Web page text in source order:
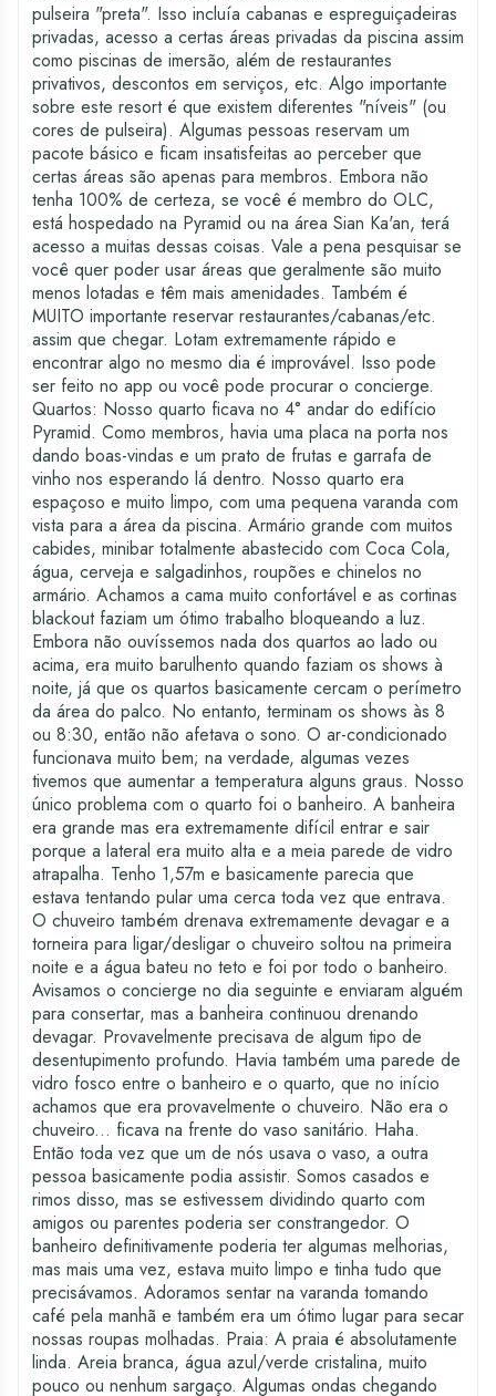
pulseira "preta". Isso incluía cabanas e espreguiçadeiras
privadas, acesso a certas áreas privadas da piscina assim
como piscinas de imersão, além de restaurantes
privativos, descontos em serviços, etc. Algo importante
sobre este resort é que existem diferentes "níveis" (ou
cores de pulseira). Algumas pessoas reservam um
pacote básico e ficam insatisfeitas ao perceber que
certas áreas são apenas para membros. Embora não
tenha 100% de certeza, se você é membro do OLC,
está hospedado na Pyramid ou na área Sian Ka'an, terá
acesso a muitas dessas coisas. Vale a pena pesquisar se
você quer poder usar áreas que geralmente são muito
menos lotadas e têm mais amenidades. Também é
MUITO importante reservar restaurantes/cabanas/etc.
assim que chegar. Lotam extremamente rápido e
encontrar algo no mesmo dia é improvável. Isso pode
ser feito no app ou você pode procurar o concierge.
Quartos: Nosso quarto ficava no 4° andar do edifício
Pyramid. Como membros, havia uma placa na porta nos
dando boas-vindas e um prato de frutas e garrafa de
vinho nos esperando lá dentro. Nosso quarto era
espaçoso e muito limpo, com uma pequena varanda com
vista para a área da piscina. Armário grande com muitos
cabides, minibar totalmente abastecido com Coca Cola,
água, cerveja e salgadinhos, roupões e chinelos no
armário. Achamos a cama muito confortável e as cortinas
blackout faziam um ótimo trabalho bloqueando a luz.
Embora não ouvíssemos nada dos quartos ao lado ou
acima, era muito barulhento quando faziam os shows à
noite, já que os quartos basicamente cercam o perímetro
da área do palco. No entanto, terminam os shows às 8
ou 8:30, então não afetava o sono. O ar-condicionado
funcionava muito bem; na verdade, algumas vezes
tivemos que aumentar a temperatura alguns graus. Nosso
único problema com o quarto foi o banheiro. A banheira
era grande mas era extremamente difícil entrar e sair
porque a lateral era muito alta e a meia parede de vidro
atrapalha. Tenho 1,57m e basicamente parecia que
estava tentando pular uma cerca toda vez que entrava.
O chuveiro também drenava extremamente devagar e a
torneira para ligar/desligar o chuveiro soltou na primeira
noite e a água bateu no teto e foi por todo o banheiro.
Avisamos o concierge no dia seguinte e enviaram alguém
para consertar, mas a banheira continuou drenando
devagar. Provavelmente precisava de algum tipo de
desentupimento profundo. Havia também uma parede de
vidro fosco entre o banheiro e o quarto, que no início
achamos que era provavelmente o chuveiro. Não era o
chuveiro... ficava na frente do vaso sanitário. Haha.
Então toda vez que um de nós usava o vaso, a outra
pessoa basicamente podia assistir. Somos casados e
rimos disso, mas se estivessem dividindo quarto com
amigos ou parentes poderia ser constrangedor. O
banheiro definitivamente poderia ter algumas melhorias,
mas mais uma vez, estava muito limpo e tinha tudo que
precisávamos. Adoramos sentar na varanda tomando
café pela manhã e também era um ótimo lugar para secar
nossas roupas molhadas. Praia: A praia é absolutamente
linda. Areia branca, água azul/verde cristalina, muito
pouco ou nenhum sargaço. Algumas ondas chegando